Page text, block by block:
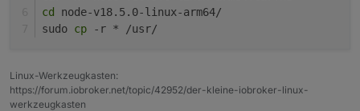
cd
node-v18.5.0-linux-arm64/
sudo cp -r * /usr/
Linux-Werkzeugkasten:
https://forum.iobroker.net/topic/42952/der-kleine-iobroker-linux-
werkzeugkasten